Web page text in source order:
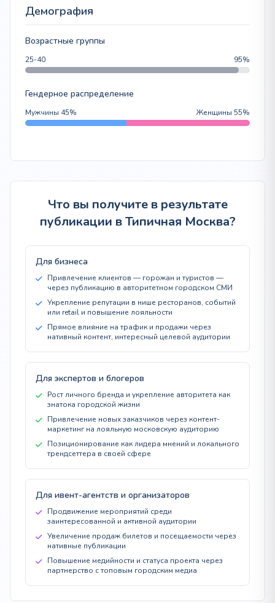
Демография
Возрастные группы
25-40 95%
Гендерное распределение
Мужчины 45% Женщины 55%
Что вы получите в результате
публикации в Типичная Москва?
Для бизнеса
Привлечение клиентов — горожан и туристов —
через публикацию в авторитетном городском СМИ
Укрепление репутации в нише ресторанов, событий
или retail и повышение лояльности
Прямое влияние на трафик и продажи через
нативный контент, интересный целевой аудитории
Для экспертов и блогеров
Рост личного бренда и укрепление авторитета как
знатока городской жизни
Привлечение новых заказчиков через контент-
маркетинг на лояльную московскую аудиторию
Позиционирование как лидера мнений и локального
трендсеттера в своей сфере
Для ивент-агентств и организаторов
Продвижение мероприятий среди
заинтересованной и активной аудитории
Увеличение продаж билетов и посещаемости через
нативные публикации
Повышение медийности и статуса проекта через
партнерство с топовым городским медиа